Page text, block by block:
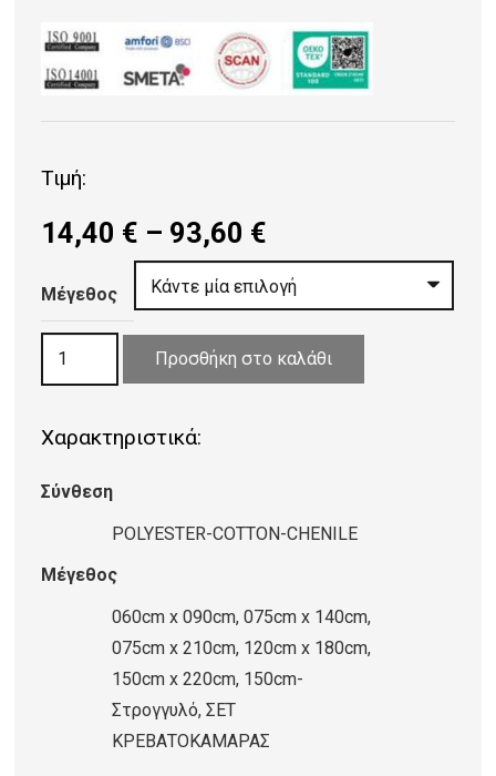
Τιμή:
14,40 € – 93,60 €
range:
14,40 €
93,60 €
Μέγεθος
204-
ποσότητα
Προσθήκη στο καλάθι
Χαρακτηριστικά:
Σύνθεση
POLYESTER-COTTON-CHENILE
Μέγεθος
060cm x 090cm, 075cm x 140cm,
075cm x 210cm, 120cm x 180cm,
150cm x 220cm, 150cm-
Στρογγυλό, ΣΕΤ
ΚΡΕΒΑΤΟΚΑΜΑΡΑΣ